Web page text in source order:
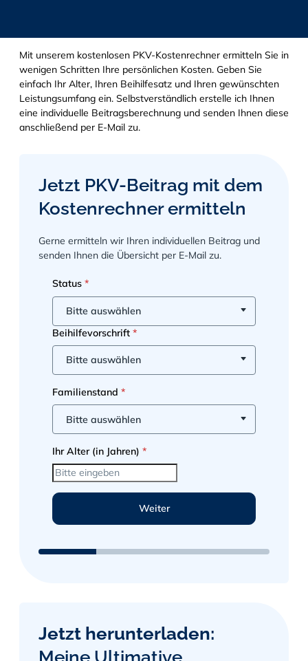
Mit unserem kostenlosen PKV-Kostenrechner ermitteln Sie in
wenigen Schritten Ihre persönlichen Kosten. Geben Sie
einfach Ihr Alter, Ihren Beihilfesatz und Ihren gewünschten
Leistungsumfang ein. Selbstverständlich erstelle ich Ihnen
eine individuelle Beitragsberechnung und senden Ihnen diese
anschließend per E-Mail zu.
Jetzt PKV-Beitrag mit dem
Kostenrechner ermitteln
Gerne ermitteln wir Ihren individuellen Beitrag und
senden Ihnen die Übersicht per E-Mail zu.
Schritt 1 von 2
Status *
Bitte auswählen
Beihilfevorschrift *
Bitte auswählen
Familienstand *
Bitte auswählen
Ihr Alter (in Jahren) *
Weiter
Ihr Name
Telefonnummer
Ihre E-Mail Adresse
Hiermit akzeptiere ich die
mich Albert Sibert per E-Mail und Telefon
bezüglich des Ergebnisses und Rückfragen
kontaktieren darf.*
Anfrage senden
Jetzt herunterladen:
Meine Ultimative